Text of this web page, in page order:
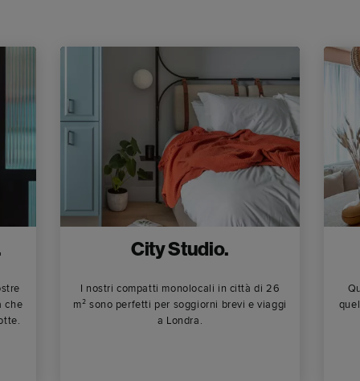
che
City Studio.
I nostri compatti monolocali in città di 26
m² sono perfetti per soggiorni brevi e viaggi
a Londra.